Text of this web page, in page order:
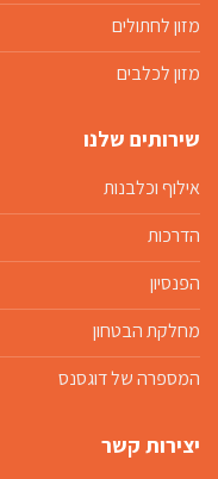
מזון לחתולים
מזון לכלבים
שירותים שלנו
אילוף וכלבנות
הדרכות
הפנסיון
מחלקת הבטחון
המספרה של דוגסנס
יצירות קשר